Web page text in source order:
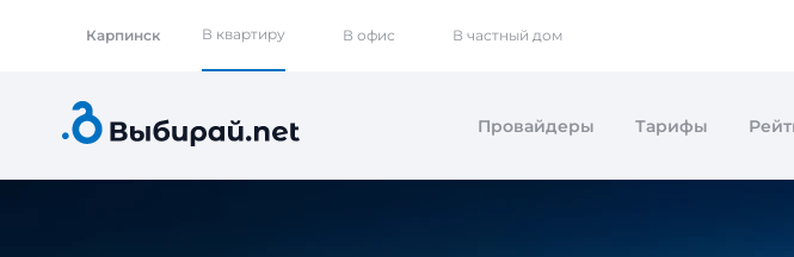
Карпинск В квартиру В офис В частный дом
Провайдеры Тарифы